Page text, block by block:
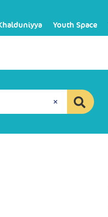
Youth Space